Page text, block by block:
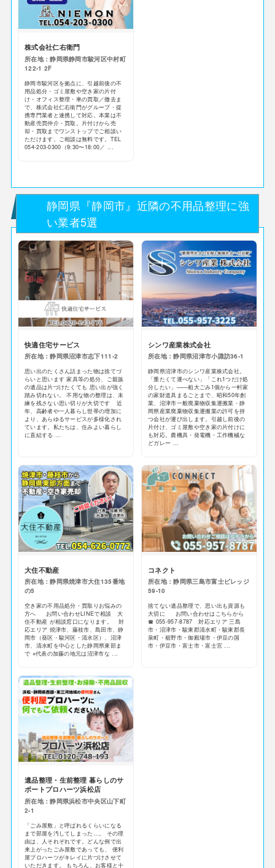
株式会社仁右衛門
所在地：静岡県静岡市駿河区中村町
122-1 2F
静岡市駿河区を拠点に、引越前後の不
用品処分・ゴミ屋敷や空き家の片付
け・オフィス整理・車の買取／撤去ま
で、株式会社仁右衛門がグループ・提
携専門業者と連携して対応。本業は不
動産売買仲介・買取。片付けから売
却・買取までワンストップでご相談い
ただけます。ご相談は無料です。TEL
054-203-0300（9:30〜18:00／ ...
静岡県『静岡市』近隣の不用品整理に強
い業者5選
快適住宅サービス
所在地：静岡県沼津市志下111-2
思い出のたくさん詰まった物は捨てづ
らいと思います 家具等の処分、ご親族
の遺品は片づけたくても 思い出が強く
踏み切れない。 不用な物の整理は、未
練を残さない思い切りが大切です 近
年、高齢者や一人暮らし世帯の増加に
より、あらゆるサービスが多様化され
ています。私たちは、住みよい暮らし
に直結する ...
シンワ産業株式会社
所在地：静岡県沼津市小諏訪36-1
静岡県沼津市のシンワ産業株式会社。
「重たくて運べない」「これ1つだけ処
分したい」——粗大ごみ1個から一軒家
の家財道具まるごとまで、昭和50年創
業、沼津市一般廃棄物収集運搬業・静
岡県産業廃棄物収集運搬業の許可を持
つ会社が運び出します。引越し前後の
片付け、ゴミ屋敷や空き家の片付けに
も対応。農機具・発電機・工作機械な
どガレー ...
大住不動産
所在地：静岡県焼津市大住135番地
の5
空き家の不用品処分・買取りお悩みの
方へ お問い合わせLINEで相談 大
住不動産 が相談窓口になります。 対
応エリア 焼津市、藤枝市、島田市、静
岡市（葵区・駿河区・清水区）、沼津
市、清水町を中心とした静岡県東部ま
で ※代表の加藤の地元は沼津市な ...
コネクト
所在地：静岡県三島市富士ビレッジ
59-10
捨てない遺品整理で、思い出も資源も
大切に お問い合わせはこちらから
☎ 055-957-8787 対応エリア 三島
市・沼津市・駿東郡清水町・駿東郡長
泉町・裾野市・御殿場市・伊豆の国
市・伊豆市・富士市・富士宮 ...
遺品整理・生前整理 暮らしのサ
ポートプロハーツ浜松店
所在地：静岡県浜松市中央区山下町
2-1
「ごみ屋敷」と呼ばれるくらいになる
まで部屋を汚してしまった…。 その理
由は、人それぞれです。どんな例で出
来上がったごみ屋敷であっても、 便利
屋プロハーツがキレイに片づけさせて
いただきます。 もちろん、お客様と十